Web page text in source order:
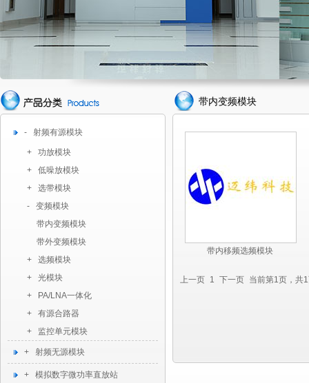
- 射频有源模块
+ 功放模块
+ 低噪放模块
+ 选带模块
- 变频模块
带内变频模块
带外变频模块
+ 选频模块
+ 光模块
+ PA/LNA一体化
+ 有源合路器
+ 监控单元模块
+ 射频无源模块
+ 模拟数字微功率直放站
带内变频模块
带内移频选频模块
上一页 1 下一页 当前第1页，共